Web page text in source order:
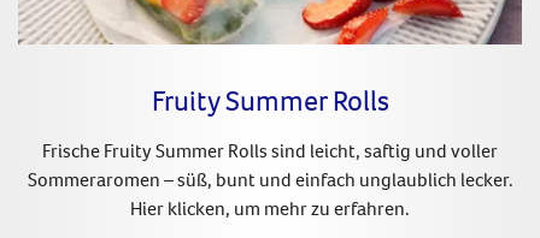
Fruity Summer Rolls
Frische Fruity Summer Rolls sind leicht, saftig und voller
Sommeraromen – süß, bunt und einfach unglaublich lecker.
Hier klicken, um mehr zu erfahren.